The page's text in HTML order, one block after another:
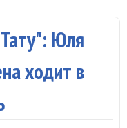
Юля
ходит в